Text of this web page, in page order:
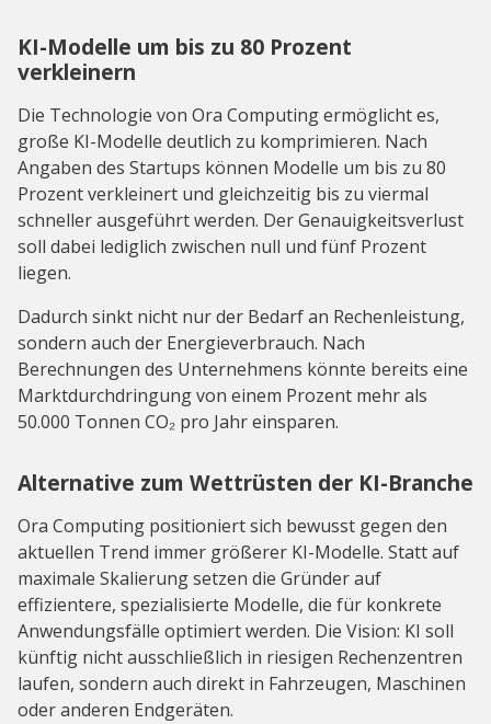
KI-Modelle um bis zu 80 Prozent
verkleinern
Die Technologie von Ora Computing ermöglicht es,
große KI-Modelle deutlich zu komprimieren. Nach
Angaben des Startups können Modelle um bis zu 80
Prozent verkleinert und gleichzeitig bis zu viermal
schneller ausgeführt werden. Der Genauigkeitsverlust
soll dabei lediglich zwischen null und fünf Prozent
liegen.
Dadurch sinkt nicht nur der Bedarf an Rechenleistung,
sondern auch der Energieverbrauch. Nach
Berechnungen des Unternehmens könnte bereits eine
Marktdurchdringung von einem Prozent mehr als
50.000 Tonnen CO₂ pro Jahr einsparen.
Alternative zum Wettrüsten der KI-Branche
Ora Computing positioniert sich bewusst gegen den
aktuellen Trend immer größerer KI-Modelle. Statt auf
maximale Skalierung setzen die Gründer auf
effizientere, spezialisierte Modelle, die für konkrete
Anwendungsfälle optimiert werden. Die Vision: KI soll
künftig nicht ausschließlich in riesigen Rechenzentren
laufen, sondern auch direkt in Fahrzeugen, Maschinen
oder anderen Endgeräten.